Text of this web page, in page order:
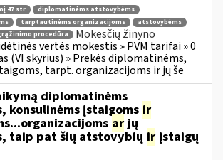
47 str
diplomatinėms atstovybėms
tarptautinėms organizacijoms
atstovybėms
procedūra
Mokesčių žinyno
vertės mokestis » PVM tarifai » 0
(VI skyrius) » Prekės diplomatinėms,
tarpt. organizacijoms ir jų še
diplomatinėms
konsulinėms įstaigoms ir
arjų
taip pat šių atstovybių ir įstaigų